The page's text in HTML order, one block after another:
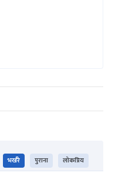
भर्खरै पुराना लोकप्रिय